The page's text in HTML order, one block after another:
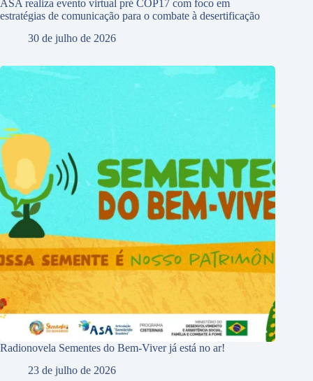
ASA realiza evento virtual pré COP17 com foco em
estratégias de comunicação para o combate à desertificação
30 de julho de 2026
Radionovela Sementes do Bem-Viver já está no ar!
23 de julho de 2026